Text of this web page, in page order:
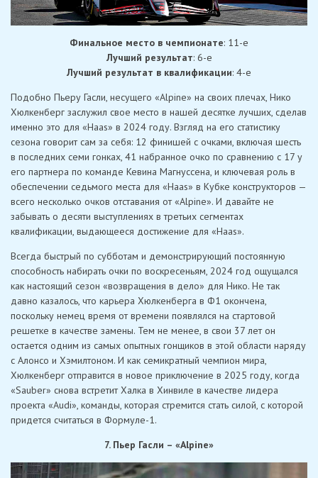
Финальное место в чемпионате: 11-е
Лучший результат: 6-е
Лучший результат в квалификации: 4-е
Подобно Пьеру Гасли, несущего «Alpine» на своих плечах, Нико
Хюлкенберг заслужил свое место в нашей десятке лучших, сделав
именно это для «Haas» в 2024 году. Взгляд на его статистику
сезона говорит сам за себя: 12 финишей с очками, включая шесть
в последних семи гонках, 41 набранное очко по сравнению с 17 у
его партнера по команде Кевина Магнуссена, и ключевая роль в
обеспечении седьмого места для «Haas» в Кубке конструкторов —
всего несколько очков отставания от «Alpine». И давайте не
забывать о десяти выступлениях в третьих сегментах
квалификации, выдающееся достижение для «Haas».
Всегда быстрый по субботам и демонстрирующий постоянную
способность набирать очки по воскресеньям, 2024 год ощущался
как настоящий сезон «возвращения в дело» для Нико. Не так
давно казалось, что карьера Хюлкенберга в Ф1 окончена,
поскольку немец время от времени появлялся на стартовой
решетке в качестве замены. Тем не менее, в свои 37 лет он
остается одним из самых опытных гонщиков в этой области наряду
с Алонсо и Хэмилтоном. И как семикратный чемпион мира,
Хюлкенберг отправится в новое приключение в 2025 году, когда
«Sauber» снова встретит Халка в Хинвиле в качестве лидера
проекта «Audi», команды, которая стремится стать силой, с которой
придется считаться в Формуле-1.
7. Пьер Гасли – «Alpine»